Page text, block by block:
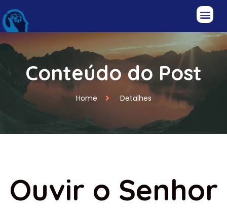
Conteúdo do Post
Home Detalhes
Ouvir o Senhor